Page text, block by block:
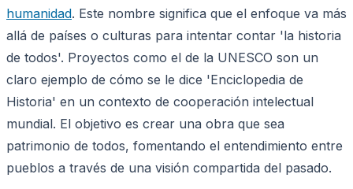
humanidad. Este nombre significa que el enfoque va más
allá de países o culturas para intentar contar 'la historia
de todos'. Proyectos como el de la UNESCO son un
claro ejemplo de cómo se le dice 'Enciclopedia de
Historia' en un contexto de cooperación intelectual
mundial. El objetivo es crear una obra que sea
patrimonio de todos, fomentando el entendimiento entre
pueblos a través de una visión compartida del pasado.